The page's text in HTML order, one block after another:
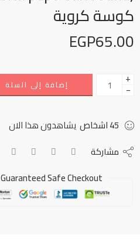
كوسة كروية
EGP65.00
+
− إضافة إلى السلة
45اشخاص يشاهدون هذا الان
مشاركة
Guaranteed Safe Checkout